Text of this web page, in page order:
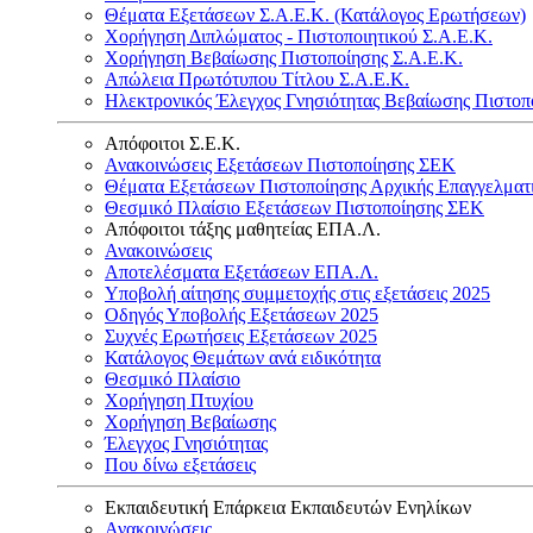
Θέματα Εξετάσεων Σ.Α.Ε.Κ. (Κατάλογος Ερωτήσεων)
Χορήγηση Διπλώματος - Πιστοποιητικού Σ.Α.Ε.Κ.
Χορήγηση Βεβαίωσης Πιστοποίησης Σ.Α.Ε.Κ.
Απώλεια Πρωτότυπου Τίτλου Σ.Α.Ε.Κ.
Ηλεκτρονικός Έλεγχος Γνησιότητας Βεβαίωσης
Απόφοιτοι Σ.Ε.Κ.
Ανακοινώσεις Εξετάσεων Πιστοποίησης ΣΕΚ
Θέματα Εξετάσεων Πιστοποίησης Αρχικής
Θεσμικό Πλαίσιο Εξετάσεων Πιστοποίησης ΣΕΚ
Απόφοιτοι τάξης μαθητείας ΕΠΑ.Λ.
Ανακοινώσεις
Αποτελέσματα Εξετάσεων ΕΠΑ.Λ.
Υποβολή αίτησης συμμετοχής στις εξετάσεις 2025
Οδηγός Υποβολής Εξετάσεων 2025
Συχνές Ερωτήσεις Εξετάσεων 2025
Κατάλογος Θεμάτων ανά ειδικότητα
Θεσμικό Πλαίσιο
Χορήγηση Πτυχίου
Χορήγηση Βεβαίωσης
Έλεγχος Γνησιότητας
Που δίνω εξετάσεις
Εκπαιδευτική Επάρκεια Εκπαιδευτών Ενηλίκων
Ανακοινώσεις